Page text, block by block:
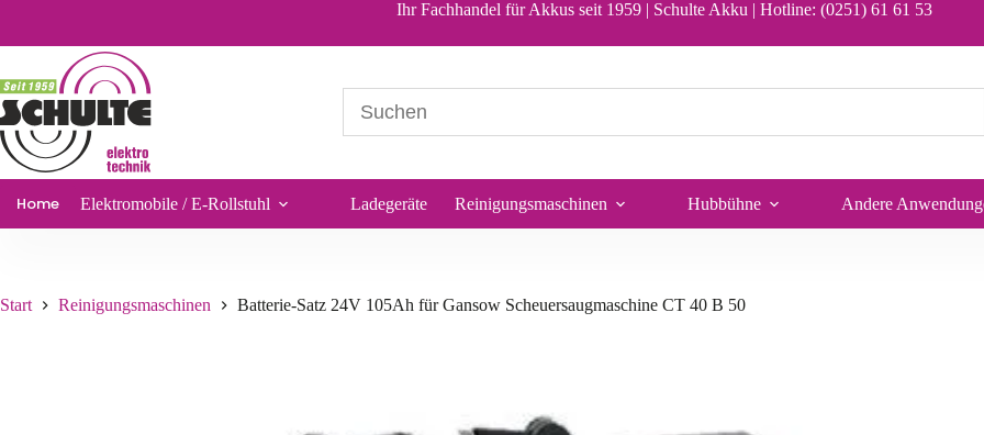
In den Warenkorb
Ihr Fachhandel für Akkus seit 1959 | Schulte Akku | Hotline: (0251) 61 61 53
Home Elektromobile / E-Rollstuhl Ladegeräte Reinigungsmaschinen Hubbühne Andere
Start Reinigungsmaschinen Batterie-Satz 24V 105Ah für Gansow Scheuersaugmaschine CT 40 B 50